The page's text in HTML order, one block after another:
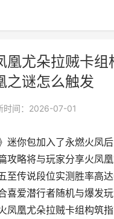
凰尤朵拉贼卡组
之谜怎么触发
时间：2026-07-01
迷你包加入了永燃火凤
攻略将与玩家分享火凤
至传说段位实测胜率高
喜爱潜行者随机与爆发
凤凰尤朵拉贼卡组构筑